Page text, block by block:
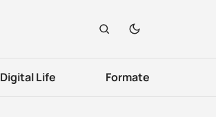
Digital Life Formate